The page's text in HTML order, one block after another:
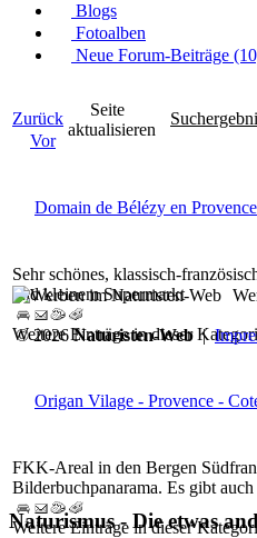
Blogs
Fotoalben
Neue Forum-Beiträge
Zurück
Vor
Seite
aktualisieren
Domain de Bélézy en Provence
Sehr schönes, klassisch-
und kleinem Supermarkt
Weitere Einträge in dieser
Origan Vilage - Provence -
FKK-Areal in den Bergen
Bilderbuchpanarama. Es gibt
Weitere Einträge in dieser
Naturismus - Die etwas
© 2026Naturisten-Web|